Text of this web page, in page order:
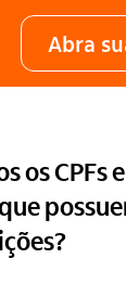
Abra
os CPFs